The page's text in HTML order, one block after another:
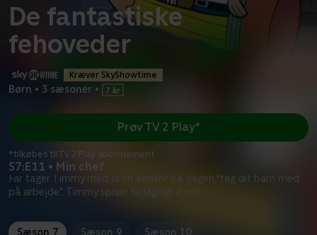
De fantastiske
fehoveder
Kræver SkyShowtime
Børn • 3 sæsoner •
S7:E11 • Min chef
Far tager Timmy med til sit kontor på dagen "tag dit barn med
på arbejde". Timmy spiser fejlagtigt Poof.
Prøv TV 2 Play*
*tilkøbes til TV 2 Play abonnement
Sæson 7 Sæson 9 Sæson 10